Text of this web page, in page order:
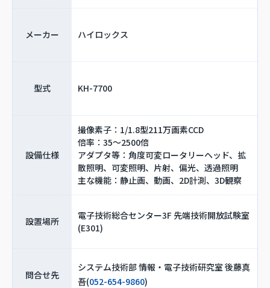
メーカー ハイロックス
型式 KH-7700
設備仕様
撮像素子：1/1.8型211万画素CCD
倍率：35～2500倍
アダプタ等：角度可変ロータリーヘッド、拡
散照明、可変照明、片射、偏光、透過照明
主な機能：静止画、動画、2D計測、3D観察
設置場所
電子技術総合センター3F 先端技術開放試験室
(E301)
問合せ先
システム技術部 情報・電子技術研究室 後藤真
吾(052-654-9860)